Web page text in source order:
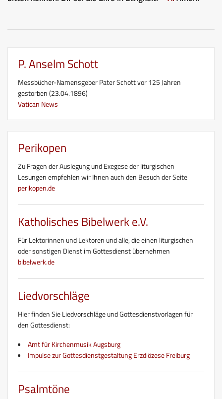
P. Anselm Schott
Messbücher-Namensgeber Pater Schott vor 125 Jahren
gestorben (23.04.1896)
Vatican News
Perikopen
Zu Fragen der Auslegung und Exegese der liturgischen
Lesungen empfehlen wir Ihnen auch den Besuch der Seite
perikopen.de
Katholisches Bibelwerk e.V.
Für Lektorinnen und Lektoren und alle, die einen liturgischen
oder sonstigen Dienst im Gottesdienst übernehmen
bibelwerk.de
Liedvorschläge
Hier finden Sie Liedvorschläge und Gottesdienstvorlagen für
den Gottesdienst:
Amt für Kirchenmusik Augsburg
Impulse zur Gottesdienstgestaltung Erzdiözese Freiburg
Psalmtöne